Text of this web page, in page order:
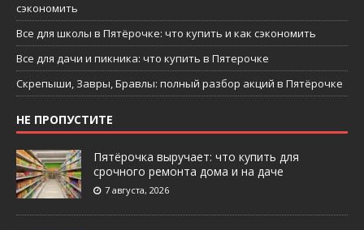
сэкономить
Все для школы в Пятёрочке: что купить и как сэкономить
Все для дачи и пикника: что купить в Пятерочке
Скрепыши, Завры, Бравлы: полный разбор акций в Пятёрочке
НЕ ПРОПУСТИТЕ
Пятёрочка выручает: что купить для
срочного ремонта дома и на даче
7 августа, 2026